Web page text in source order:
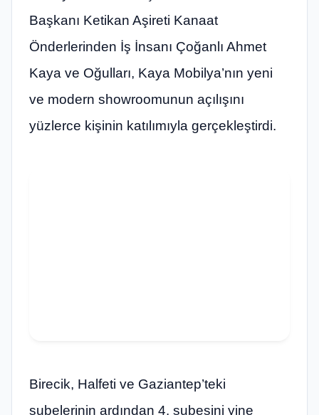
Başkanı Ketikan Aşireti Kanaat
Önderlerinden İş İnsanı Çoğanlı Ahmet
Kaya ve Oğulları, Kaya Mobilya’nın yeni
ve modern showroomunun açılışını
yüzlerce kişinin katılımıyla gerçekleştirdi.
Birecik, Halfeti ve Gaziantep’teki
şubelerinin ardından 4. şubesini yine